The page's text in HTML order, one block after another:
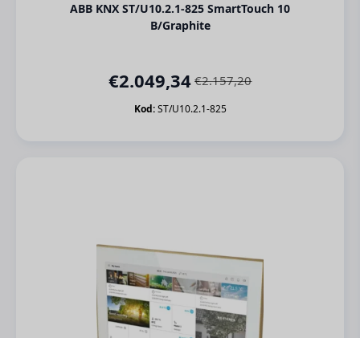
ABB KNX ST/U10.2.1-825 SmartTouch 10
B/Graphite
€2.157,20
Orijinal
fiyat:
€2.049,34
Şu
andaki
Kod:ST/U10.2.1-825